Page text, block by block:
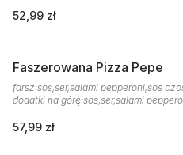
52,99 zł
Faszerowana Pizza Pepe
farsz:sos,ser,salami pepperoni,sos
dodatki na górę:sos,ser,salami
57,99 zł